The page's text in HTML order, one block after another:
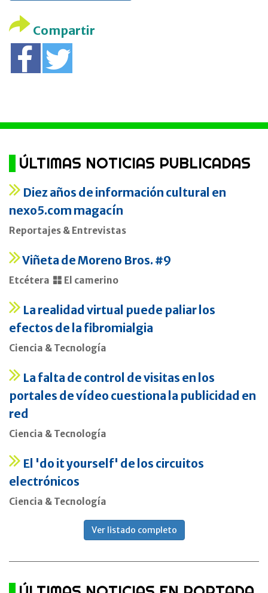
Compartir
ÚLTIMAS NOTICIAS PUBLICADAS
Diez años de información cultural en
nexo5.com magacín
Reportajes & Entrevistas
Viñeta de Moreno Bros. #9
Etcétera El camerino
La realidad virtual puede paliar los
efectos de la fibromialgia
Ciencia & Tecnología
La falta de control de visitas en los
portales de vídeo cuestiona la publicidad en
red
Ciencia & Tecnología
El 'do it yourself' de los circuitos
electrónicos
Ciencia & Tecnología
Ver listado completo